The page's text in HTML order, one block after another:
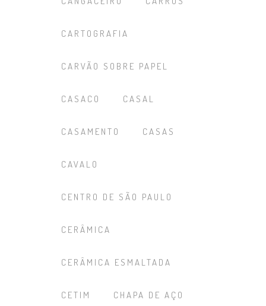
CARTOGRAFIA
CARVÃO SOBRE PAPEL
CASACO CASAL
CASAMENTO CASAS
CAVALO
CENTRO DE SÃO PAULO
CERÂMICA
CERÂMICA ESMALTADA
CETIM CHAPA DE AÇO